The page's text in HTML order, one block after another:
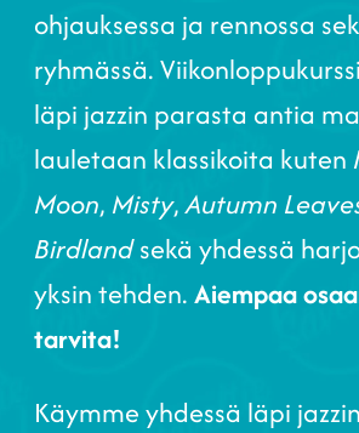
ohjauksessa ja rennossa
ryhmässä.
läpi jazzin parasta antia
lauletaan klassikoita kuten
Moon, Misty,Autumn
Birdlandsekä yhdessä
yksin tehden.Aiempaa
tarvita!
Käymme yhdessä läpi